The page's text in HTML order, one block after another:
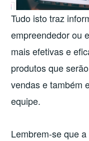
Tudo isto traz
empreendedor ou
mais efetivas e
produtos que
vendas e também
equipe.
Lembrem-se que